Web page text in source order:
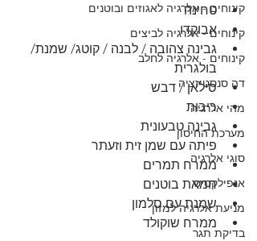
קינוחים - אלרגיה לאגוזים ובוטנים
קינוחים - אלרגיה לביצים
קינוחים - אלרגיה לחלב
דה סנסטיזציה
מהי אלרגיה
מערכת החיסון
סוגי אלרגיה
אנפילקסיס
מניעת אלרגיה למזון
בדיקת תגר
טחינה
אבוקדו
גבינה צהובה / לבנה / קוטג/ שמנת/
בולגרית
סילאן / דבש
ריבות
גבינה טבעונית
פיתה עם שמן זית וזעתר
ממרח תמרים
חמאת בוטנים
שמנת עם סלמון
ממרח שוקולד